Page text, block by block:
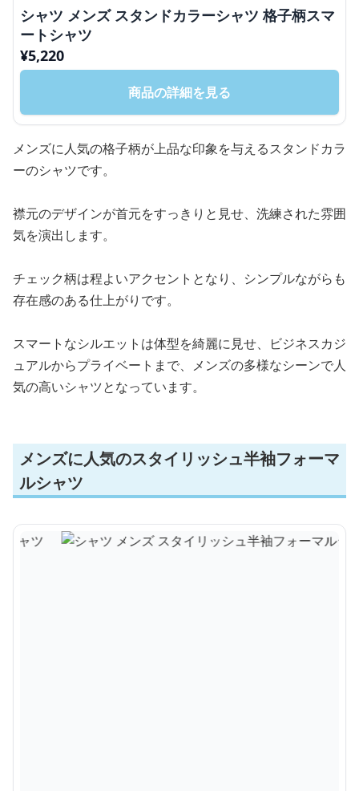
シャツ メンズ スタンドカラーシャツ 格子柄スマ
ートシャツ
¥5,220
商品の詳細を見る
メンズに人気の格子柄が上品な印象を与えるスタンドカラ
ーのシャツです。
襟元のデザインが首元をすっきりと見せ、洗練された雰囲
気を演出します。
チェック柄は程よいアクセントとなり、シンプルながらも
存在感のある仕上がりです。
スマートなシルエットは体型を綺麗に見せ、ビジネスカジ
ュアルからプライベートまで、メンズの多様なシーンで人
気の高いシャツとなっています。
メンズに人気のスタイリッシュ半袖フォーマ
ルシャツ